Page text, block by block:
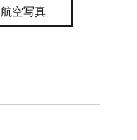
航空写真